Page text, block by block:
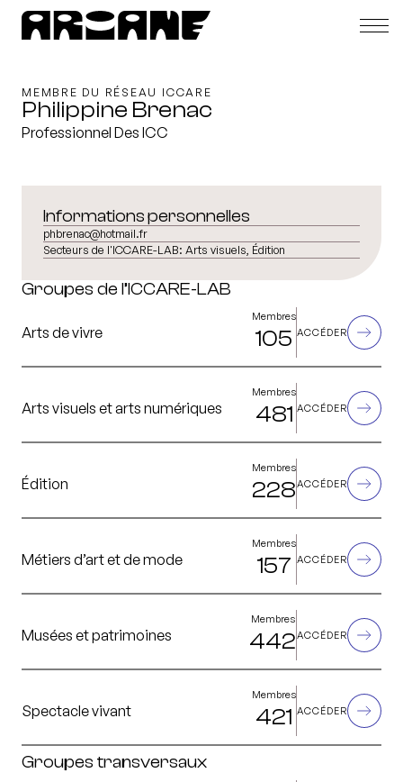
MEMBRE DU RÉSEAU ICCARE
Philippine Brenac
Professionnel Des ICC
Informations personnelles
phbrenac@hotmail.fr
Secteurs de l'ICCARE-LAB: Arts visuels, Édition
Groupes de l’ICCARE-LAB
Arts de vivre
Membres
105 ACCÉDER
Arts visuels et arts numériques
Membres
481 ACCÉDER
Édition
Membres
228ACCÉDER
Métiers d’art et de mode
Membres
157 ACCÉDER
Musées et patrimoines
Membres
442ACCÉDER
Spectacle vivant
Membres
421 ACCÉDER
Groupes transversaux